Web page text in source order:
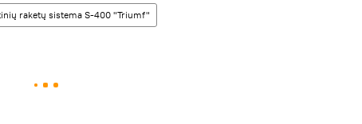
raketų sistema S-400 "Triumf"